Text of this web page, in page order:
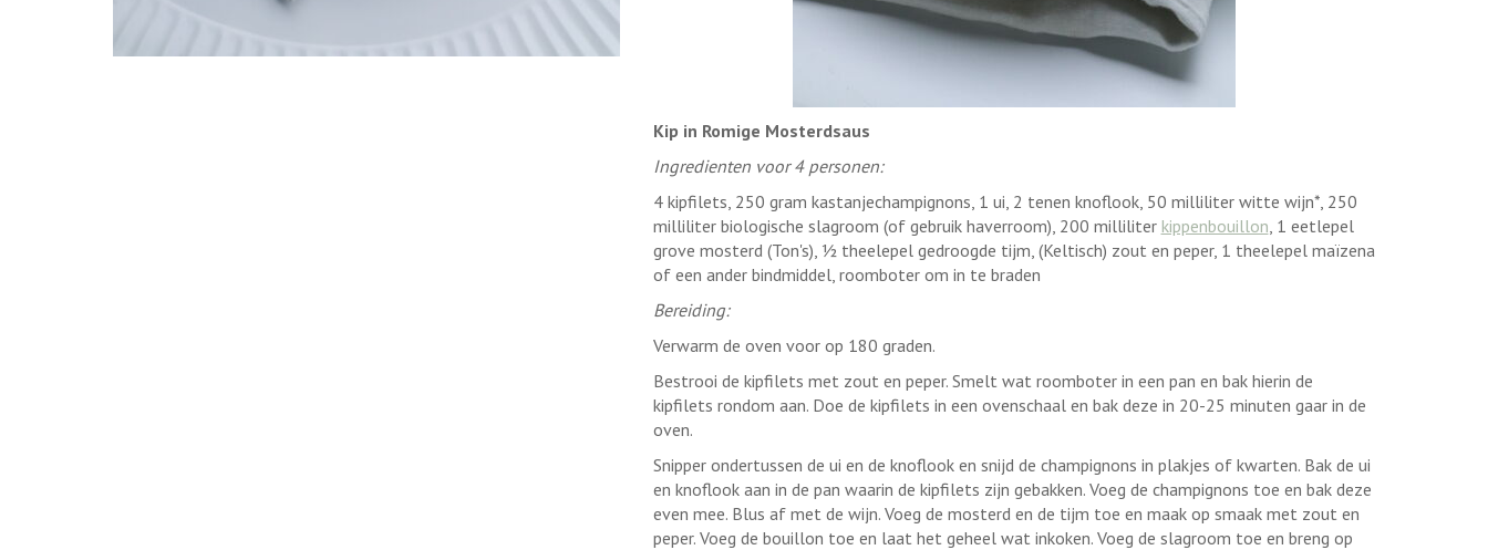
Kip in Romige Mosterdsaus
Ingredienten voor 4 personen:
4 kipfilets, 250 gram kastanjechampignons, 1 ui, 2 tenen knoflook, 50 milliliter witte wijn*, 250
milliliter biologische slagroom (of gebruik haverroom), 200 milliliter kippenbouillon, 1 eetlepel
grove mosterd (Ton's), ½ theelepel gedroogde tijm, (Keltisch) zout en peper, 1 theelepel maïzena
of een ander bindmiddel, roomboter om in te braden
Bereiding:
Verwarm de oven voor op 180 graden.
Bestrooi de kipfilets met zout en peper. Smelt wat roomboter in een pan en bak hierin de
kipfilets rondom aan. Doe de kipfilets in een ovenschaal en bak deze in 20-25 minuten gaar in de
oven.
Snipper ondertussen de ui en de knoflook en snijd de champignons in plakjes of kwarten. Bak de ui
en knoflook aan in de pan waarin de kipfilets zijn gebakken. Voeg de champignons toe en bak deze
even mee. Blus af met de wijn. Voeg de mosterd en de tijm toe en maak op smaak met zout en
peper. Voeg de bouillon toe en laat het geheel wat inkoken. Voeg de slagroom toe en breng op